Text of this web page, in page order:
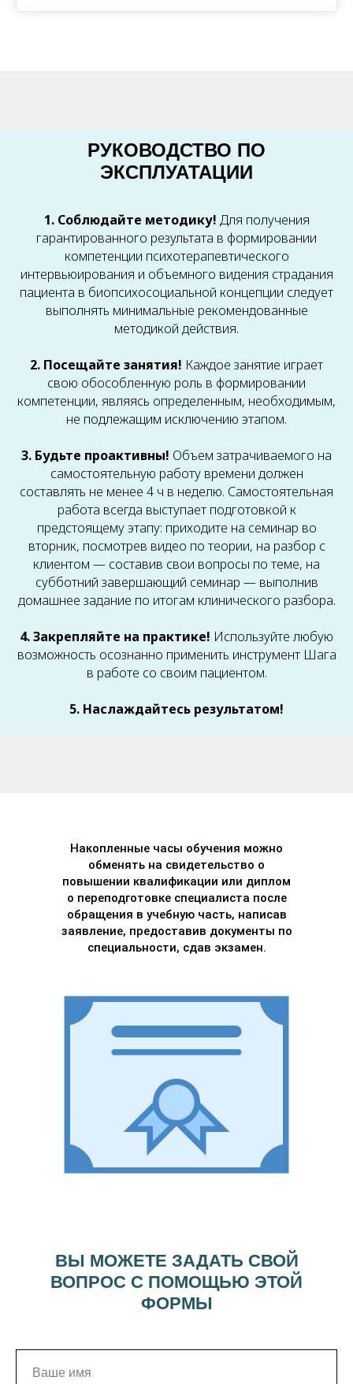
РУКОВОДСТВО ПО
ЭКСПЛУАТАЦИИ
1. Соблюдайте методику! Для получения
гарантированного результата в формировании
компетенции психотерапевтического
интервьюирования и объемного видения страдания
пациента в биопсихосоциальной концепции следует
выполнять минимальные рекомендованные
методикой действия.
2. Посещайте занятия! Каждое занятие играет
свою обособленную роль в формировании
компетенции, являясь определенным, необходимым,
не подлежащим исключению этапом.
3. Будьте проактивны! Объем затрачиваемого на
самостоятельную работу времени должен
составлять не менее 4 ч в неделю. Самостоятельная
работа всегда выступает подготовкой к
предстоящему этапу: приходите на семинар во
вторник, посмотрев видео по теории, на разбор с
клиентом — составив свои вопросы по теме, на
субботний завершающий семинар — выполнив
домашнее задание по итогам клинического разбора.
4. Закрепляйте на практике! Используйте любую
возможность осознанно применить инструмент Шага
в работе со своим пациентом.
5. Наслаждайтесь результатом!
Накопленные часы обучения можно
обменять на свидетельство о
повышении квалификации или диплом
о переподготовке специалиста после
обращения в учебную часть, написав
заявление, предоставив документы по
специальности, сдав экзамен.
ВЫ МОЖЕТЕ ЗАДАТЬ СВОЙ
ВОПРОС С ПОМОЩЬЮ ЭТОЙ
ФОРМЫ